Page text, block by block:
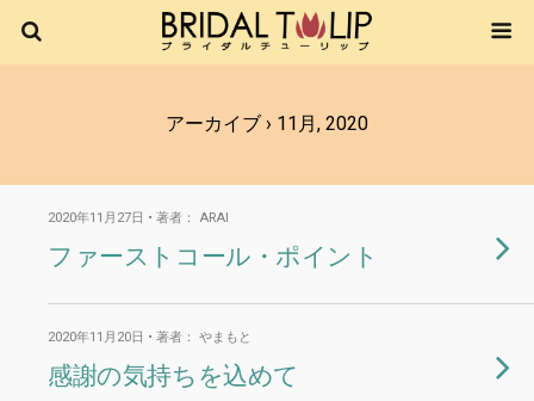
アーカイブ › 11月, 2020
2020年11月27日 • 著者： ARAI
ファーストコール・ポイント
2020年11月20日 • 著者： やまもと
感謝の気持ちを込めて